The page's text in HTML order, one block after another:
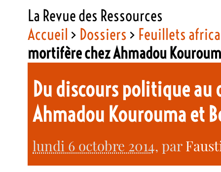
La Revue des Ressources
Accueil > Dossiers > Feuillets
mortifère chez Ahmadou
Du discours politique
Ahmadou Kourouma et
lundi 6 octobre 2014, par